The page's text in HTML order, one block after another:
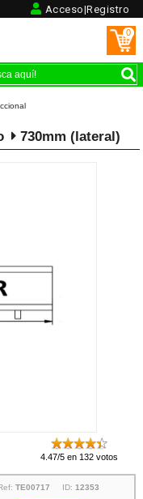
Acceso|Registro
0
730mm (lateral)
4.47/5 en 132 votos
TE00717 ID:12353